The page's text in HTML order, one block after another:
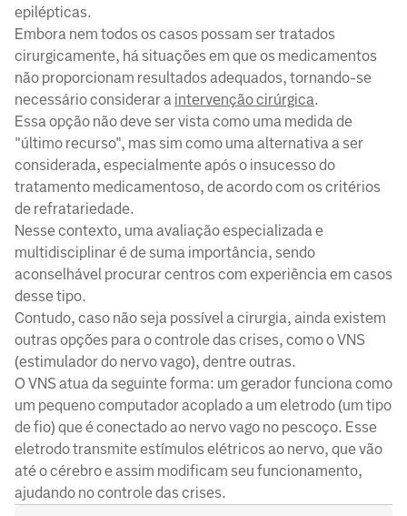
epilépticas.
Embora nem todos os casos possam ser tratados
cirurgicamente, há situações em que os medicamentos
não proporcionam resultados adequados, tornando-se
necessário considerar a intervenção cirúrgica.
Essa opção não deve ser vista como uma medida de
"último recurso", mas sim como uma alternativa a ser
considerada, especialmente após o insucesso do
tratamento medicamentoso, de acordo com os critérios
de refratariedade.
Nesse contexto, uma avaliação especializada e
multidisciplinar é de suma importância, sendo
aconselhável procurar centros com experiência em casos
desse tipo.
Contudo, caso não seja possível a cirurgia, ainda existem
outras opções para o controle das crises, como o VNS
(estimulador do nervo vago), dentre outras.
O VNS atua da seguinte forma: um gerador funciona como
um pequeno computador acoplado a um eletrodo (um tipo
de fio) que é conectado ao nervo vago no pescoço. Esse
eletrodo transmite estímulos elétricos ao nervo, que vão
até o cérebro e assim modificam seu funcionamento,
ajudando no controle das crises.